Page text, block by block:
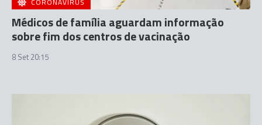
Médicos de família aguardam informação
sobre fim dos centros de vacinação
8 Set 20:15